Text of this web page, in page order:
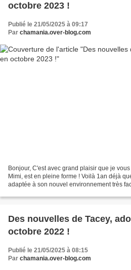
octobre 2023 !
Publié le 21/05/2025 à 09:17
Par chamania.over-blog.com
Bonjour, C'est avec grand plaisir que je
Mimi, est en pleine forme ! Voilà 1an déjà
adaptée à son nouvel environnement très
Des nouvelles de Tacey,
octobre 2022 !
Publié le 21/05/2025 à 08:15
Par chamania.over-blog.com